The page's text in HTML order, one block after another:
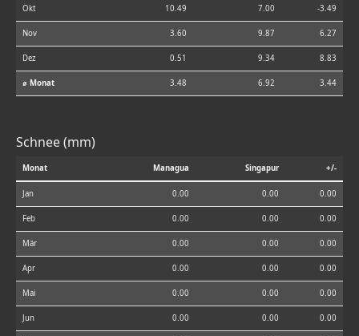
Okt 10.49 7.00 -3.49
Nov 3.60 9.87 6.27
Dez 0.51 9.34 8.83
⌀ Monat 3.48 6.92 3.44
Schnee (mm)
Monat Managua Singapur +/-
Jan 0.00 0.00 0.00
Feb 0.00 0.00 0.00
Mär 0.00 0.00 0.00
Apr 0.00 0.00 0.00
Mai 0.00 0.00 0.00
Jun 0.00 0.00 0.00